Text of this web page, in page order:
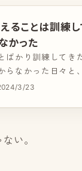
ることは訓練
かった
ばかり訓練してき
らなかった日々と
を綴ります。
3/23
い。